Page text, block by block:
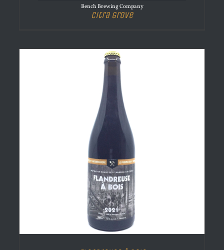
Bench Brewing Company
Citra Grove